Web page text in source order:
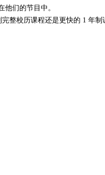
们的节目中。
整校历课程还是更快的 1 年